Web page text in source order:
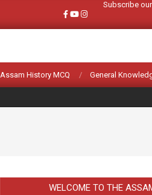
Subscribe
Assam History MCQ General
WELCOME TO THE